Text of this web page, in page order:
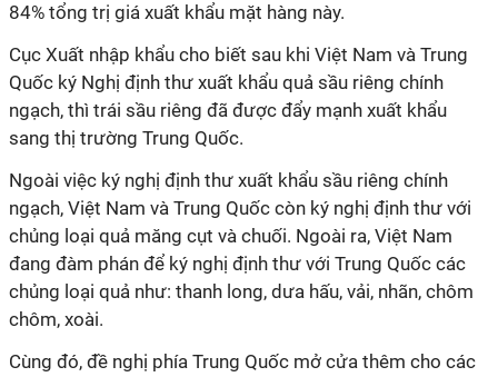
84% tổng trị giá xuất khẩu mặt hàng này.
Cục Xuất nhập khẩu cho biết sau khi Việt Nam và Trung
Quốc ký Nghị định thư xuất khẩu quả sầu riêng chính
ngạch, thì trái sầu riêng đã được đẩy mạnh xuất khẩu
sang thị trường Trung Quốc.
Ngoài việc ký nghị định thư xuất khẩu sầu riêng chính
ngạch, Việt Nam và Trung Quốc còn ký nghị định thư với
chủng loại quả măng cụt và chuối. Ngoài ra, Việt Nam
đang đàm phán để ký nghị định thư với Trung Quốc các
chủng loại quả như: thanh long, dưa hấu, vải, nhãn, chôm
chôm, xoài.
Cùng đó, đề nghị phía Trung Quốc mở cửa thêm cho các